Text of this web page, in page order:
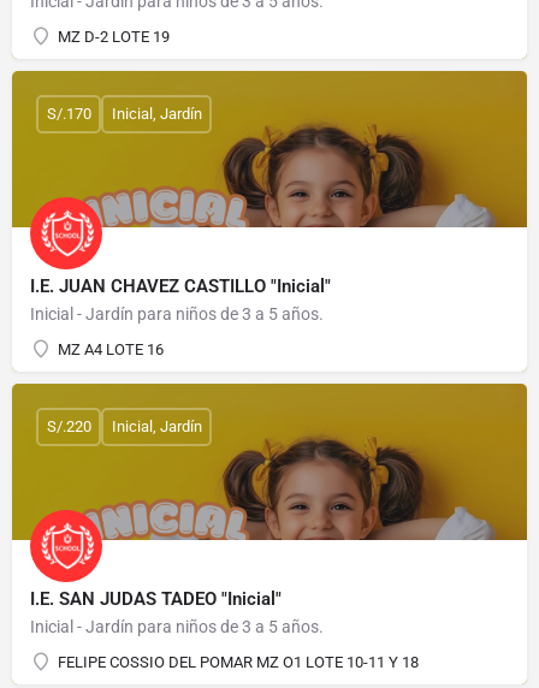
MZ D-2 LOTE 19
I.E. JUAN CHAVEZ CASTILLO "Inicial"
Inicial - Jardín para niños de 3 a 5 años.
MZ A4 LOTE 16
S/.170 Inicial, Jardín
I.E. SAN JUDAS TADEO "Inicial"
Inicial - Jardín para niños de 3 a 5 años.
FELIPE COSSIO DEL POMAR MZ O1 LOTE 10-11 Y 18
S/.220 Inicial, Jardín